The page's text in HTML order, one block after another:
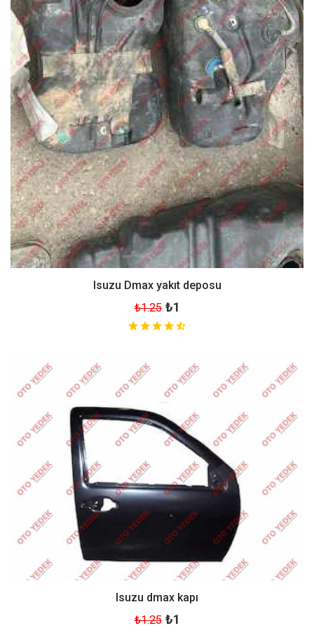
Isuzu Dmax yakıt deposu
₺1.25 ₺1
Isuzu dmax kapı
₺1.25 ₺1